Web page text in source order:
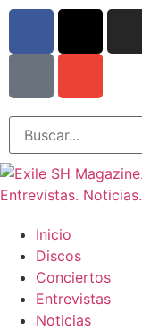
Inicio
Discos
Conciertos
Entrevistas
Noticias